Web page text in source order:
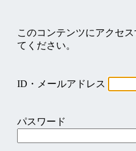
このコンテンツにアクセ
てください。
ID・メールアドレス
パスワード